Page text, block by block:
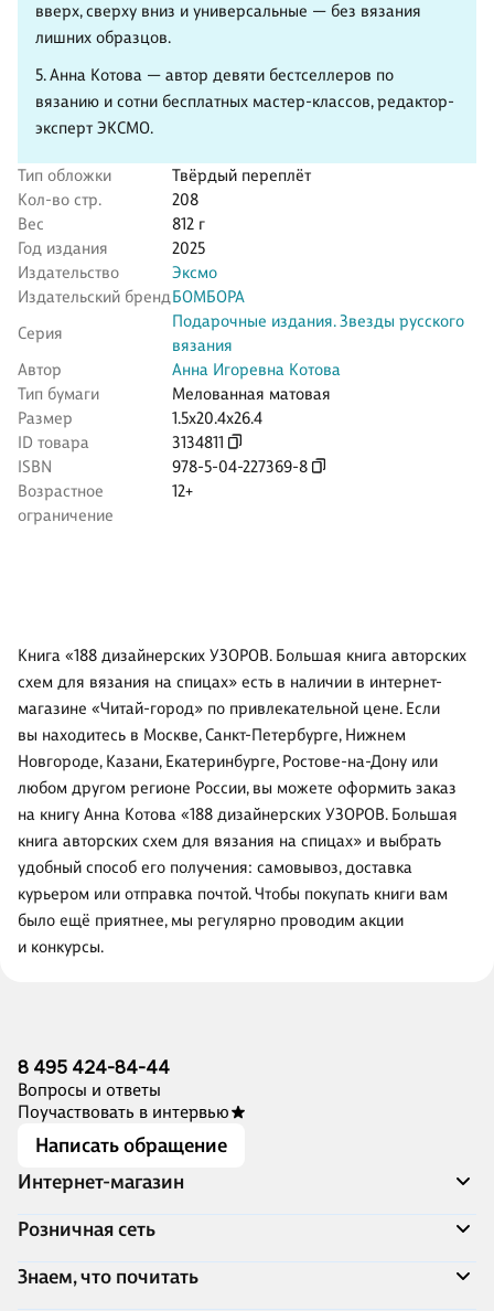
вверх, сверху вниз и универсальные — без вязания
лишних образцов.
5. Анна Котова — автор девяти бестселлеров по
вязанию и сотни бесплатных мастер-классов, редактор-
эксперт ЭКСМО.
Тип обложки
Твёрдый переплёт
Кол-во стр.
208
Вес
812 г
Год издания
2025
Издательство
Эксмо
Издательский брендБОМБОРА
Серия
Подарочные издания. Звезды русского
вязания
Автор
Анна Игоревна Котова
Тип бумаги
Мелованная матовая
Размер
1.5x20.4x26.4
ID товара
3134811
ISBN
978-5-04-227369-8
Возрастное
ограничение
12+
Книга «188 дизайнерских УЗОРОВ. Большая книга авторских
схем для вязания на спицах» есть в наличии в интернет-
магазине «Читай-город» по привлекательной цене. Если
вы находитесь в Москве, Санкт-Петербурге, Нижнем
Новгороде, Казани, Екатеринбурге, Ростове-на-Дону или
любом другом регионе России, вы можете оформить заказ
на книгу Анна Котова «188 дизайнерских УЗОРОВ. Большая
книга авторских схем для вязания на спицах» и выбрать
удобный способ его получения: самовывоз, доставка
курьером или отправка почтой. Чтобы покупать книги вам
было ещё приятнее, мы регулярно проводим акции
и конкурсы.
8 495 424-84-44
Вопросы и ответы
Поучаствовать в интервью
Написать обращение
Интернет-магазин
Акции
Доставка и оплата
Программа лояльности
Розничная сеть
Адреса магазинов
Книжный Дозор
Знаем, что почитать